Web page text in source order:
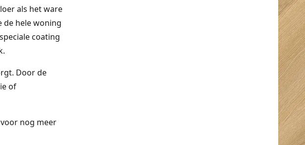
als het ware
de hele woning
coating
Door de
of
nog meer